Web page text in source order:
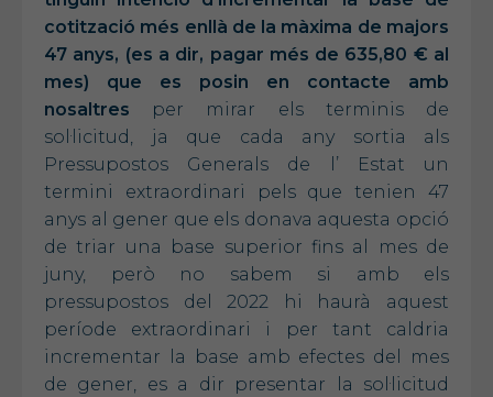
cotització més enllà de la màxima de majors
47 anys, (es a dir, pagar més de 635,80 € al
mes) que es posin en contacte amb
nosaltres per mirar els terminis de
sol·licitud, ja que cada any sortia als
Pressupostos Generals de l’ Estat un
termini extraordinari pels que tenien 47
anys al gener que els donava aquesta opció
de triar una base superior fins al mes de
juny, però no sabem si amb els
pressupostos del 2022 hi haurà aquest
període extraordinari i per tant caldria
incrementar la base amb efectes del mes
de gener, es a dir presentar la sol·licitud